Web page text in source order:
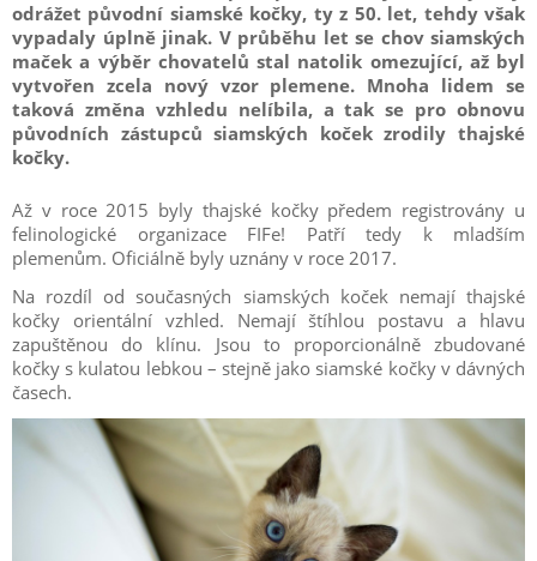
odrážet původní siamské kočky, ty z 50. let, tehdy však
vypadaly úplně jinak. V průběhu let se chov siamských
maček a výběr chovatelů stal natolik omezující, až byl
vytvořen zcela nový vzor plemene. Mnoha lidem se
taková změna vzhledu nelíbila, a tak se pro obnovu
původních zástupců siamských koček zrodily thajské
kočky.
Až v roce 2015 byly thajské kočky předem registrovány u
felinologické organizace FIFe! Patří tedy k mladším
plemenům. Oficiálně byly uznány v roce 2017.
Na rozdíl od současných siamských koček nemají thajské
kočky orientální vzhled. Nemají štíhlou postavu a hlavu
zapuštěnou do klínu. Jsou to proporcionálně zbudované
kočky s kulatou lebkou – stejně jako siamské kočky v dávných
časech.